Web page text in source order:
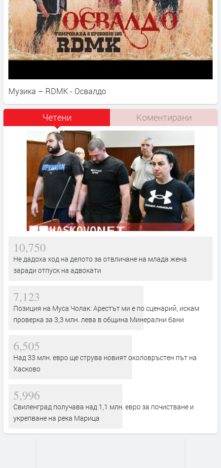
Музика – RDMK - Освалдо
Четени Коментирани
10,750
Не дадоха ход на делото за отвличане на млада жена
заради отпуск на адвокати
7,123
Позиция на Муса Чолак: Арестът ми е по сценарий, искам
проверка за 3,3 млн. лева в община Минерални бани
6,505
Над 33 млн. евро ще струва новият околовръстен път на
Хасково
5,996
Свиленград получава над 1,1 млн. евро за почистване и
укрепване на река Марица